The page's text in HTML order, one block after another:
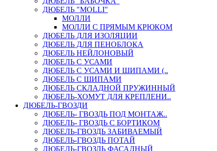
ДЮБЕЛЬ "МOLLI"
МОЛЛИ
МОЛЛИ С ПРЯМЫМ КРЮКОМ
ДЮБЕЛЬ ДЛЯ ИЗОЛЯЦИИ
ДЮБЕЛЬ ДЛЯ ПЕНОБЛОКА
ДЮБЕЛЬ НЕЙЛОНОВЫЙ
ДЮБЕЛЬ С УСАМИ
ДЮБЕЛЬ С УСАМИ И ШИПАМИ (..
ДЮБЕЛЬ С ШИПАМИ
ДЮБЕЛЬ СКЛАДНОЙ ПРУЖИННЫЙ
ДЮБЕЛЬ-ХОМУТ ДЛЯ КРЕПЛЕНИ..
ДЮБЕЛЬ-ГВОЗДИ
ДЮБЕЛЬ- ГВОЗДЬ ПОД МОНТАЖ..
ДЮБЕЛЬ- ГВОЗДЬ С БОРТИКОМ
ДЮБЕЛЬ-ГВОЗДЬ ЗАБИВАЕМЫЙ
ДЮБЕЛЬ-ГВОЗДЬ ПОТАЙ
ДЮБЕЛЬ-ГВОЗДЬ ФАСАДНЫЙ